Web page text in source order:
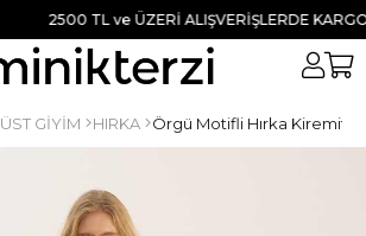
2500 TL ve ÜZERİ ALIŞVERİŞLERDE KARGO
ÜST GİYİM HIRKA Örgü Motifli Hırka Kiremit